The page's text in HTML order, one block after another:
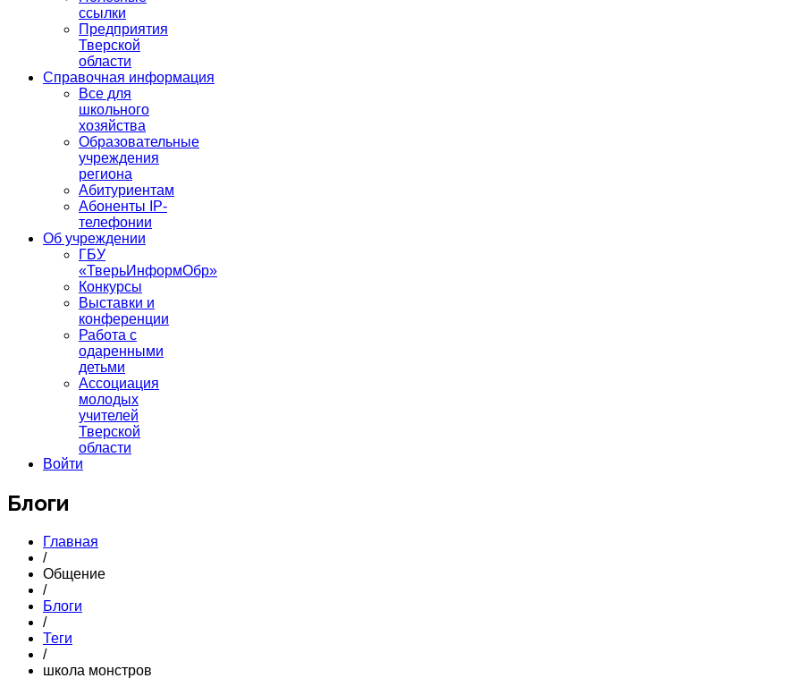
ссылки
Предприятия
Тверской
области
Справочная информация
Все для
школьного
хозяйства
Образовательные
учреждения
региона
Абитуриентам
Абоненты IP-
телефонии
Об учреждении
ГБУ
«ТверьИнформОбр»
Конкурсы
Выставки и
конференции
Работа с
одаренными
детьми
Ассоциация
молодых
учителей
Тверской
области
Войти
Блоги
Главная
/
Общение
/
Блоги
/
Теги
/
школа монстров